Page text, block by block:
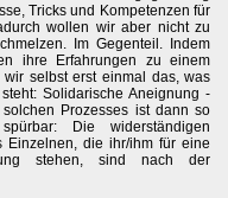
Tricks und Kompetenzen für
wollen wir aber nicht zu
Im Gegenteil. Indem
ihre Erfahrungen zu einem
selbst erst einmal das, was
Solidarische Aneignung -
Prozesses ist dann so
Die widerständigen
Einzelnen, die ihr/ihm für eine
stehen, sind nach der